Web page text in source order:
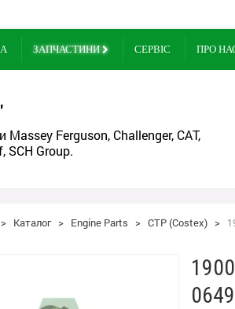
ЗАПЧАСТИНИ СЕРВІС ПРО
Massey Ferguson, Challenger, CAT,
SCH Group.
> Каталог > Engine Parts > CTP (Costex) >